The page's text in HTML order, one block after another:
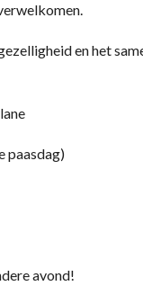
en het
paasdag)
avond!